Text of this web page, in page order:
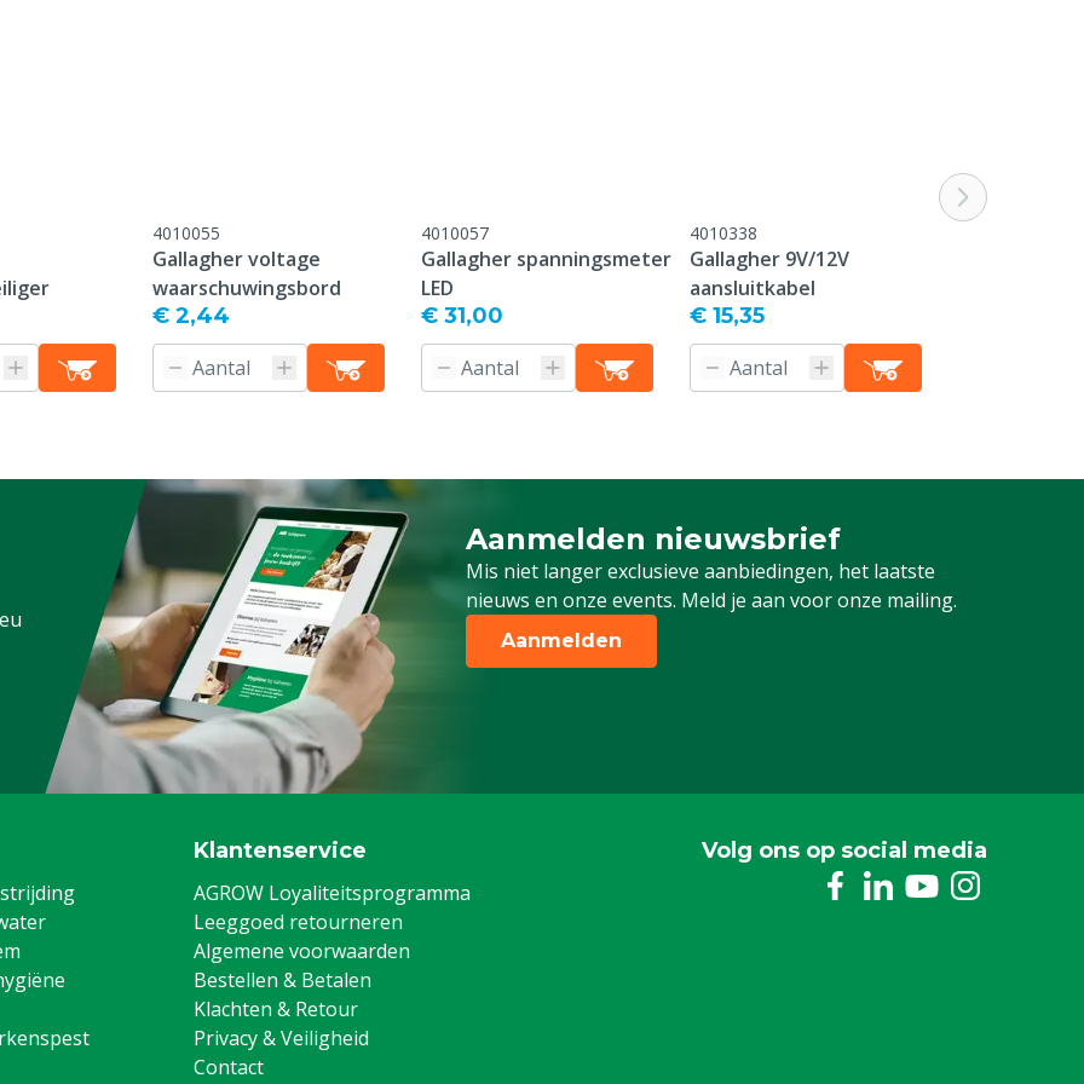
7 jaar indien
na aankoopdatum
4010055
Gallagher voltage
waarschuwingsbord
€ 2,44
4010057
Gallagher spanningsmeter
LED
€ 31,00
4010338
Gallagher 9V/12V
aansluitkabel
€ 15,35
Aanmelden nieuwsbrief
Mis niet langer exclusieve aanbiedingen, het laatste
nieuws en onze events. Meld je aan voor onze mailing.
Schrijf je in voor onze nieuwsbrief
Aanmelden
Klantenservice
AGROW Loyaliteitsprogramma
Leeggoed retourneren
Algemene voorwaarden
Bestellen & Betalen
Klachten & Retour
Privacy & Veiligheid
Contact
Volg ons op social media